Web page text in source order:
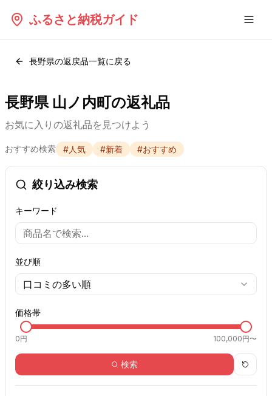
ふるさと納税ガイド
長野県の返戻品一覧に戻る
長野県 山ノ内町の返礼品
お気に入りの返礼品を見つけよう
おすすめ検索 #人気 #新着 #おすすめ
絞り込み検索
キーワード
並び順
口コミの多い順
価格帯
0円 100,000円〜
検索